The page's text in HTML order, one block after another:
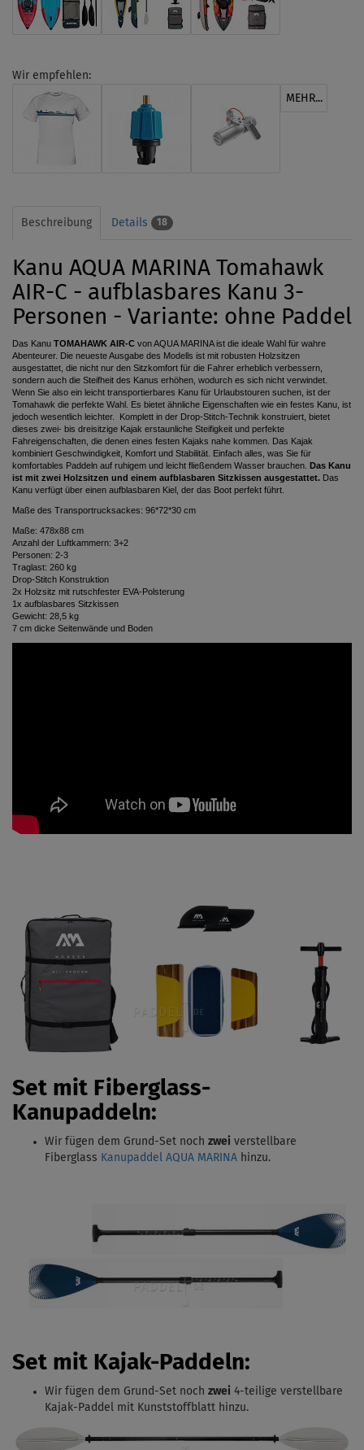
Wir empfehlen:
MEHR...
Beschreibung Details 18
Kanu AQUA MARINA Tomahawk
AIR-C - aufblasbares Kanu 3-
Personen - Variante: ohne Paddel
Das Kanu TOMAHAWK AIR-C von AQUA MARINA ist die ideale Wahl für wahre
Abenteurer. Die neueste Ausgabe des Modells ist mit robusten Holzsitzen
ausgestattet, die nicht nur den Sitzkomfort für die Fahrer erheblich verbessern,
sondern auch die Steifheit des Kanus erhöhen, wodurch es sich nicht verwindet.
Wenn Sie also ein leicht transportierbares Kanu für Urlaubstouren suchen, ist der
Tomahawk die perfekte Wahl. Es bietet ähnliche Eigenschaften wie ein festes Kanu, ist
jedoch wesentlich leichter. Komplett in der Drop-Stitch-Technik konstruiert, bietet
dieses zwei- bis dreisitzige Kajak erstaunliche Steifigkeit und perfekte
Fahreigenschaften, die denen eines festen Kajaks nahe kommen. Das Kajak
kombiniert Geschwindigkeit, Komfort und Stabilität. Einfach alles, was Sie für
komfortables Paddeln auf ruhigem und leicht fließendem Wasser brauchen. Das Kanu
ist mit zwei Holzsitzen und einem aufblasbaren Sitzkissen ausgestattet. Das
Kanu verfügt über einen aufblasbaren Kiel, der das Boot perfekt führt.
Maße des Transportrucksackes: 96*72*30 cm
Maße: 478x88 cm
Anzahl der Luftkammern: 3+2
Personen: 2-3
Traglast: 260 kg
Drop-Stitch Konstruktion
2x Holzsitz mit rutschfester EVA-Polsterung
1x aufblasbares Sitzkissen
Gewicht: 28,5 kg
7 cm dicke Seitenwände und Boden
Set mit Fiberglass-
Kanupaddeln:
Wir fügen dem Grund-Set noch zwei verstellbare
Fiberglass Kanupaddel AQUA MARINA hinzu.
Set mit Kajak-Paddeln:
Wir fügen dem Grund-Set noch zwei 4-teilige verstellbare
Kajak-Paddel mit Kunststoffblatt hinzu.